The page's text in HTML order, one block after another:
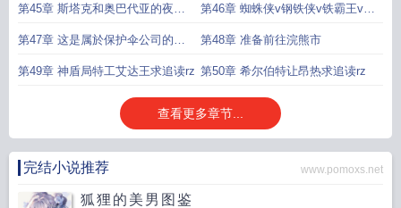
第45章 斯塔克和奥巴代亚的夜晚
求追读rz
第46章 蜘蛛侠v钢铁侠v铁霸王v暴
君求追读rz
第47章 这是属於保护伞公司的財
產
第48章 准备前往浣熊市
第49章 神盾局特工艾达王求追读rz 第50章 希尔伯特让昂热求追读rz
查看更多章节...
完结小说推荐 www.pomoxs.net
狐狸的美男图鉴